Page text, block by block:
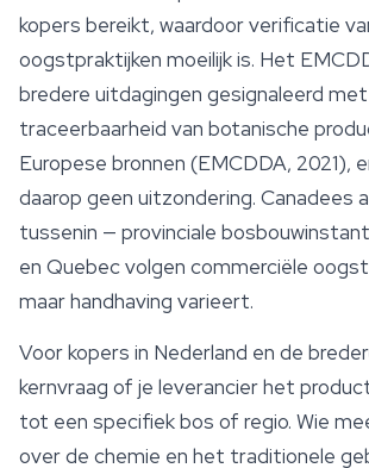
kopers bereikt, waardoor verificatie
oogstpraktijken moeilijk is. Het
bredere uitdagingen gesignaleerd
traceerbaarheid van botanische
Europese bronnen (EMCDDA, 2021),
daarop geen uitzondering. Canadees
tussenin — provinciale
en Quebec volgen commerciële
maar handhaving varieert.
Voor kopers in Nederland en de
kernvraag of je leverancier het
tot een specifiek bos of regio. Wie
over de chemie en het traditionele